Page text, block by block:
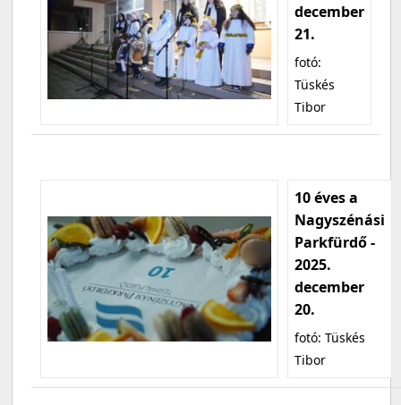
december
21.
fotó:
Tüskés
Tibor
10 éves a
Nagyszénási
Parkfürdő -
2025.
december
20.
fotó: Tüskés
Tibor